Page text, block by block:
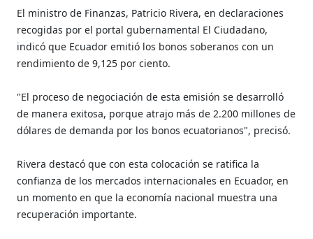
El ministro de Finanzas, Patricio Rivera, en declaraciones
recogidas por el portal gubernamental El Ciudadano,
indicó que Ecuador emitió los bonos soberanos con un
rendimiento de 9,125 por ciento.
"El proceso de negociación de esta emisión se desarrolló
de manera exitosa, porque atrajo más de 2.200 millones de
dólares de demanda por los bonos ecuatorianos", precisó.
Rivera destacó que con esta colocación se ratifica la
confianza de los mercados internacionales en Ecuador, en
un momento en que la economía nacional muestra una
recuperación importante.